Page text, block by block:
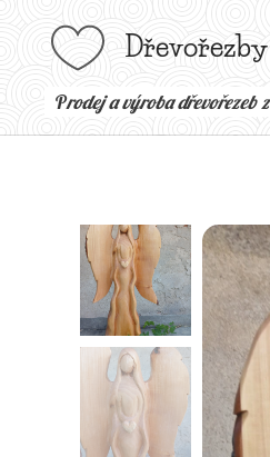
Prodej a výroba dřevořezeb